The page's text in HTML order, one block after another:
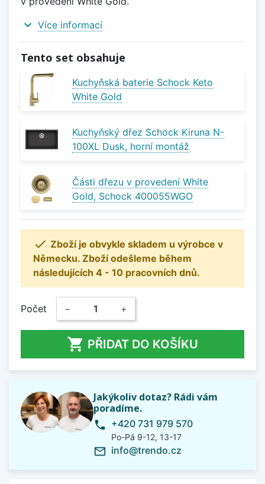
expand_more Více informací
Tento set obsahuje
Kuchyňská baterie Schock Keto
White Gold
Kuchyňský dřez Schock Kiruna N-
100XL Dusk, horní montáž
Části dřezu v provedení White
Gold, Schock 400055WGO
 Zboží je obvykle skladem u výrobce v
Německu. Zboží odešleme během
následujících 4 - 10 pracovních dnů.
Počet − +
 PŘIDAT DO KOŠÍKU
Jakýkoliv dotaz? Rádi vám
poradíme.
phone +420 731 979 570
Po-Pá 9-12, 13-17
mail_outline info@trendo.cz